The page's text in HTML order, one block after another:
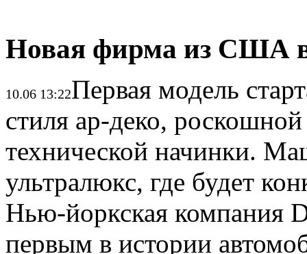
Новая фирма из США
10.06 13:22Первая модель
стиля ар-деко,
технической начинки.
ультралюкс, где будет
Нью-йоркская компания
первым в истории